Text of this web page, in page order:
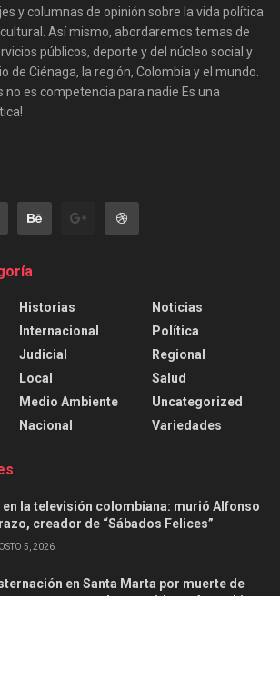
y columnas de opinión sobre la vida política
Así mismo, abordaremos temas de
públicos, deporte y del núcleo social y
de Ciénaga, la región, Colombia y el mundo.
no es competencia para nadie Es una
Historias
Internacional
Judicial
Local
Medio Ambiente
Nacional
Noticias
Política
Regional
Salud
Uncategorized
Variedades
en la televisión colombiana: murió Alfonso
creador de “Sábados Felices”
5, 2026
en Santa Marta por muerte de
en ataque armado ocurrido en Aguachica